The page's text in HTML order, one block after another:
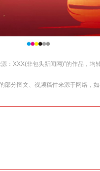
：XXX(非包头新闻网)”的作品，均
部分图文、视频稿件来源于网络，